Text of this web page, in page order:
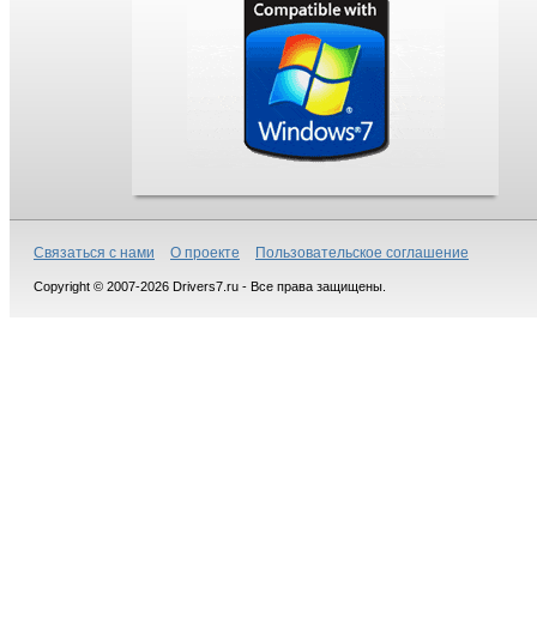
Связаться с нами О проекте Пользовательское соглашение
Copyright © 2007-2026 Drivers7.ru - Все права защищены.